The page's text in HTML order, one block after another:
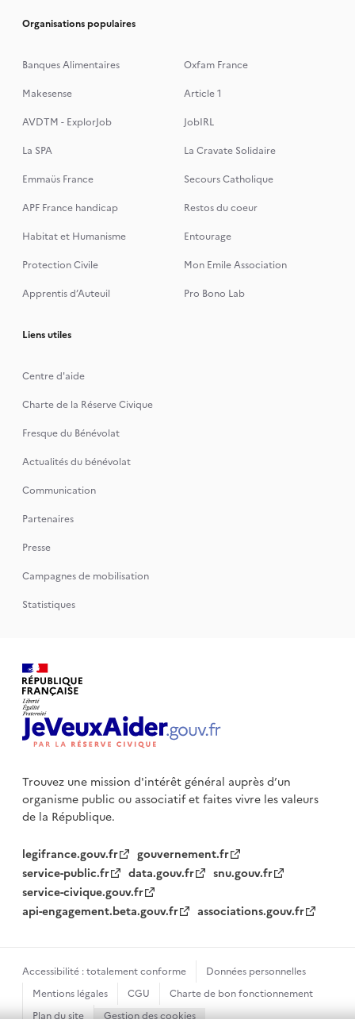
Organisations populaires
Banques Alimentaires
Oxfam France
Makesense
Article 1
AVDTM - ExplorJob
JobIRL
La SPA
La Cravate Solidaire
Emmaüs France
Secours Catholique
APF France handicap
Restos du coeur
Habitat et Humanisme
Entourage
Protection Civile
Mon Emile Association
Apprentis d’Auteuil
Pro Bono Lab
Liens utiles
Centre d'aide
Charte de la Réserve Civique
Fresque du Bénévolat
Actualités du bénévolat
Communication
Partenaires
Presse
Campagnes de mobilisation
Statistiques
Trouvez une mission d'intérêt général auprès d’un
organisme publicou associatif et faites vivre les valeurs
de la République.
legifrance.gouv.fr
gouvernement.fr
service-public.fr
data.gouv.fr
snu.gouv.fr
service-civique.gouv.fr
api-engagement.beta.gouv.fr
associations.gouv.fr
Accessibilité : totalement conforme
Données personnelles
Mentions légales
CGU
Charte de bon fonctionnement
Plan du site
Gestion des cookies